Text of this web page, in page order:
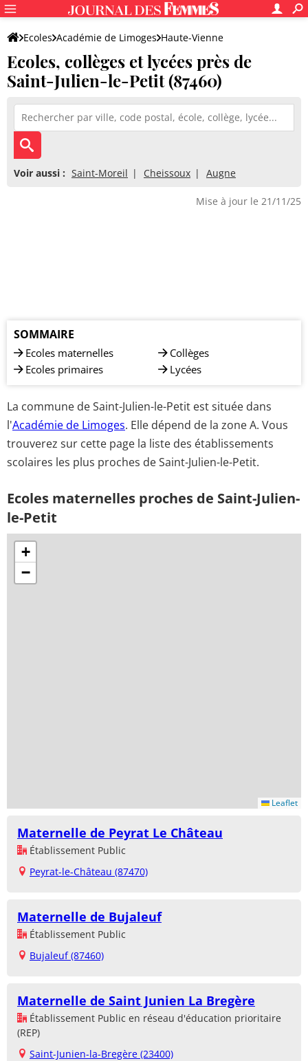
Ecoles Académie de Limoges Haute-Vienne
Ecoles, collèges et lycées près de
Saint-Julien-le-Petit (87460)
Voir aussi : Saint-Moreil Cheissoux Augne
Mise à jour le 21/11/25
SOMMAIRE
Ecoles maternelles
Ecoles primaires
Collèges
Lycées
La commune de Saint-Julien-le-Petit est située dans
l'Académie de Limoges. Elle dépend de la zone A. Vous
trouverez sur cette page la liste des établissements
scolaires les plus proches de Saint-Julien-le-Petit.
Ecoles maternelles proches de Saint-Julien-
le-Petit
+
−
Leaflet
Maternelle de Peyrat Le Château
Établissement Public
Peyrat-le-Château (87470)
Maternelle de Bujaleuf
Établissement Public
Bujaleuf (87460)
Maternelle de Saint Junien La Bregère
Établissement Public en réseau d'éducation prioritaire
(REP)
Saint-Junien-la-Bregère (23400)